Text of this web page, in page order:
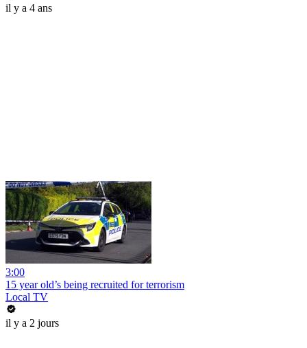
il y a 4 ans
3:00
15 year old’s being recruited for terrorism
Local TV
il y a 2 jours